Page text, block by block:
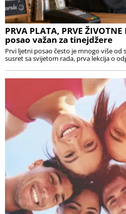
PRVA PLATA, PRVE
posao važan za tinejdžere
Prvi ljetni posao često je mnogo više od
susret sa svijetom rada, prva lekcija o